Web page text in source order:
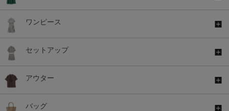
ワンピース
セットアップ
アウター
バッグ